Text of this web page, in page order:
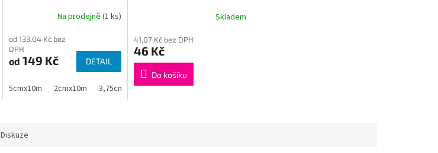
Na prodejně (1 ks)
od 133,04 Kč bez
DPH
od 149 Kč DETAIL
5cmx10m 2cmx10m 3,75cmx10m
Skladem
41,07 Kč bez DPH
46 Kč
Do košíku
Diskuze